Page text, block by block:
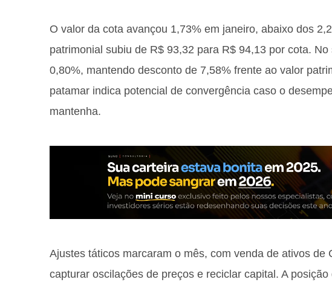
O valor da cota avançou 1,73% em janeiro, abaixo dos
patrimonial subiu de R$ 93,32 para R$ 94,13 por cota.
0,80%, mantendo desconto de 7,58% frente ao valor
patamar indica potencial de convergência caso o
mantenha.
Ajustes táticos marcaram o mês, com venda de ativos de
capturar oscilações de preços e reciclar capital. A